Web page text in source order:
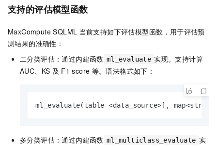
支持的评估模型函数
MaxCompute SQLML 当前支持如下评估模型函数，用于评估预
测结果的准确性：
二分类评估：通过内建函数 ml_evaluate 实现。支持计算
AUC、KS 及 F1 score 等。语法格式如下：
ml_evaluate(table <data_source>[,
多分类评估：通过内建函数 ml_multiclass_evaluate 实